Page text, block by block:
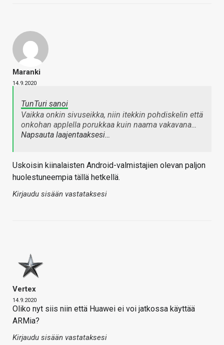
Maranki
14.9.2020
TunTuri sanoi
Vaikka onkin sivuseikka, niin itekkin pohdiskelin että
onkohan applella porukkaa kuin naama vakavana…
Napsauta laajentaaksesi…
Uskoisin kiinalaisten Android-valmistajien olevan paljon
huolestuneempia tällä hetkellä.
Kirjaudu sisään vastataksesi
Vertex
14.9.2020
Oliko nyt siis niin että Huawei ei voi jatkossa käyttää
ARMia?
Kirjaudu sisään vastataksesi